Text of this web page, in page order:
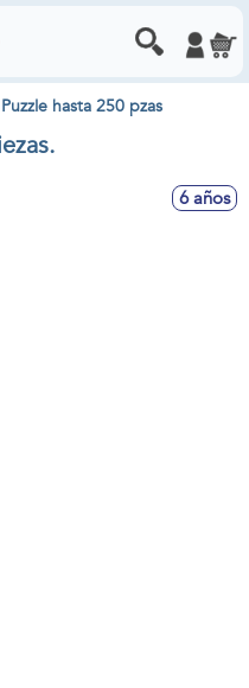
Puzzle hasta 250 pzas
6 años